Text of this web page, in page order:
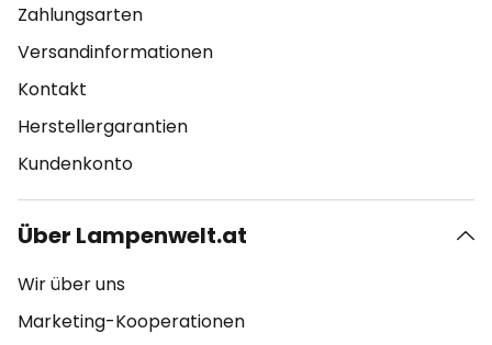
Zahlungsarten
Versandinformationen
Kontakt
Herstellergarantien
Kundenkonto
Über Lampenwelt.at
Wir über uns
Marketing-Kooperationen